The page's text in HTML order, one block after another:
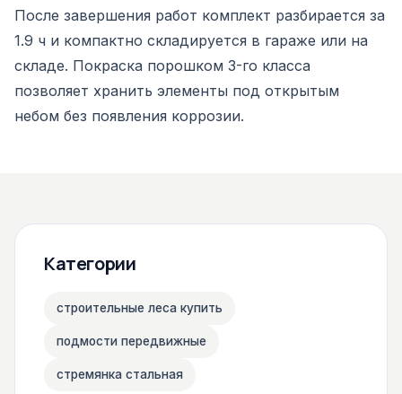
После завершения работ комплект разбирается за
1.9 ч и компактно складируется в гараже или на
складе. Покраска порошком 3-го класса
позволяет хранить элементы под открытым
небом без появления коррозии.
Категории
строительные леса купить
подмости передвижные
стремянка стальная